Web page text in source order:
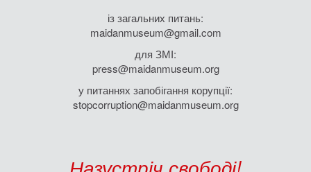
із загальних питань:
maidanmuseum@gmail.com
для ЗМІ:
press@maidanmuseum.org
у питаннях запобігання корупції:
stopcorruption@maidanmuseum.org